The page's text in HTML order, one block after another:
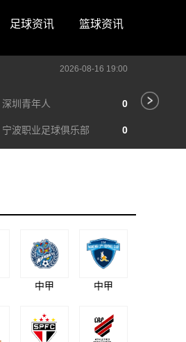
足球资讯 篮球资讯
2026-08-16 19:00
深圳青年人 0
宁波职业足球俱乐部 0
中甲 中甲